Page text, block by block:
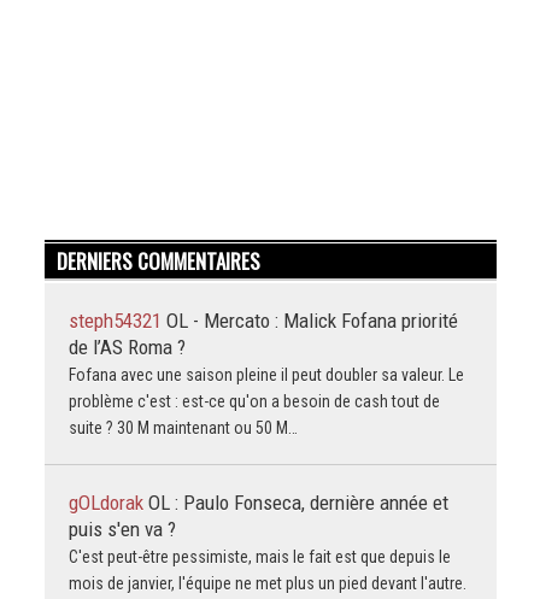
DERNIERS COMMENTAIRES
steph54321 OL - Mercato : Malick Fofana priorité
de l’AS Roma ?
Fofana avec une saison pleine il peut doubler sa valeur. Le
problème c'est : est-ce qu'on a besoin de cash tout de
suite ? 30 M maintenant ou 50 M…
gOLdorak OL : Paulo Fonseca, dernière année et
puis s'en va ?
C'est peut-être pessimiste, mais le fait est que depuis le
mois de janvier, l'équipe ne met plus un pied devant l'autre.